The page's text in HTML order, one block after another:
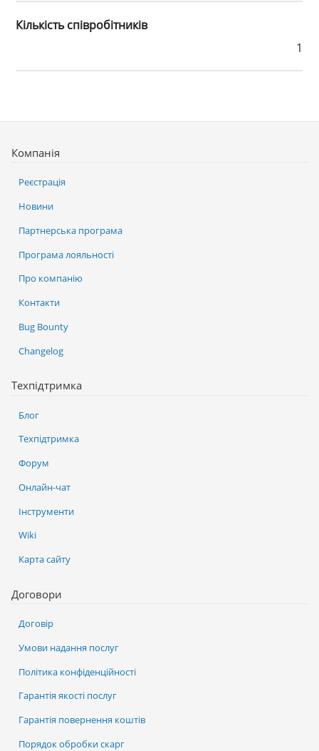
Кількість співробітників
1
Компанія
Реєстрація
Новини
Партнерська програма
Програма лояльності
Про компанію
Контакти
Bug Bounty
Changelog
Техпідтримка
Блог
Техпідтримка
Форум
Онлайн-чат
Інструменти
Wiki
Карта сайту
Договори
Договір
Умови надання послуг
Політика конфіденційності
Гарантія якості послуг
Гарантія повернення коштів
Порядок обробки скарг